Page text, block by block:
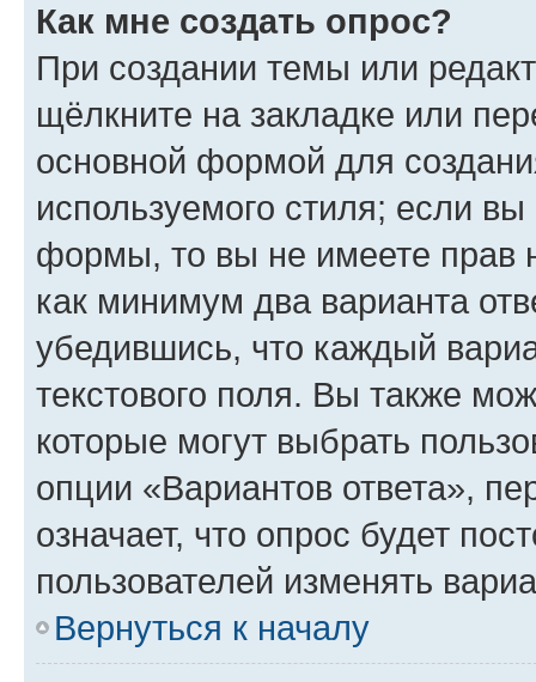
Как мне создать опрос?
При создании темы или
щёлкните на закладке или
основной формой для
используемого стиля; если
формы, то вы не имеете прав
как минимум два варианта
убедившись, что каждый
текстового поля. Вы также
которые могут выбрать
опции «Вариантов ответа»,
означает, что опрос будет
пользователей изменять
Вернуться к началу